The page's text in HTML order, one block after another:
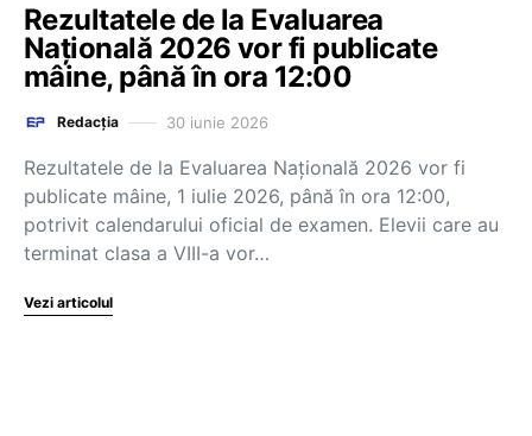
Rezultatele de la Evaluarea
Națională 2026 vor fi publicate
mâine, până în ora 12:00
Redacția 30 iunie 2026
Rezultatele de la Evaluarea Națională 2026 vor fi
publicate mâine, 1 iulie 2026, până în ora 12:00,
potrivit calendarului oficial de examen. Elevii care au
terminat clasa a VIII-a vor…
Vezi articolul